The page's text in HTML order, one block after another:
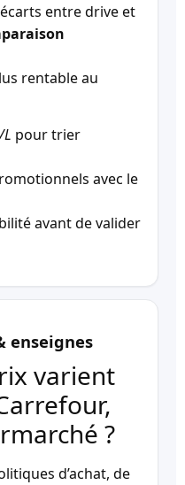
écarts entre drive et
rentable au
pour trier
avec le
avant de valider
enseignes
varient
?
d’achat, de